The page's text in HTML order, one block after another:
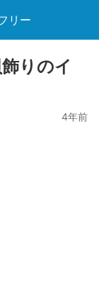
リー
りのイ
4年前